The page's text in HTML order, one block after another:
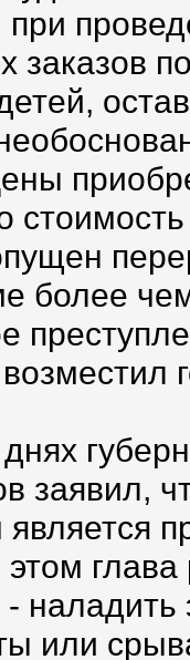
при
заказов
более
заявил,
глава
наладить
или